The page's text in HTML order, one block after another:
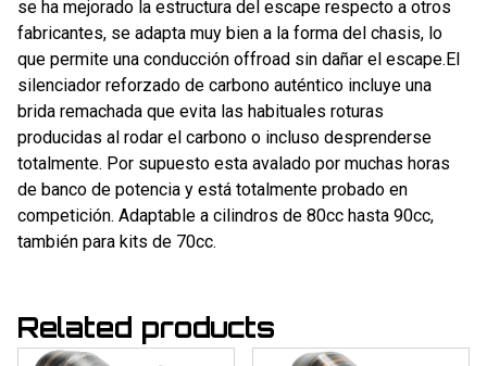
se ha mejorado la estructura del escape respecto a otros
fabricantes, se adapta muy bien a la forma del chasis, lo
que permite una conducción offroad sin dañar el escape.El
silenciador reforzado de carbono auténtico incluye una
brida remachada que evita las habituales roturas
producidas al rodar el carbono o incluso desprenderse
totalmente. Por supuesto esta avalado por muchas horas
de banco de potencia y está totalmente probado en
competición. Adaptable a cilindros de 80cc hasta 90cc,
también para kits de 70cc.
Related products